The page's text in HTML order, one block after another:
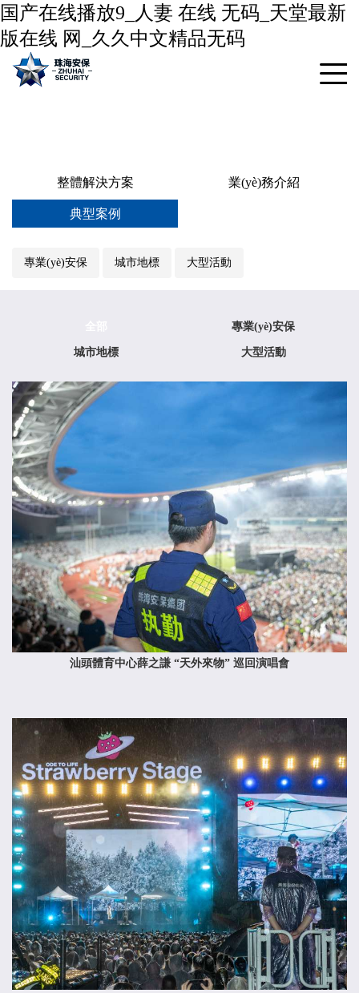
国产在线播放9_人妻 在线 无码_天堂最新
版在线 网_久久中文精品无码
整體解決方案 業(yè)務介紹
典型案例
專業(yè)安保 城市地標 大型活動
專業(yè)安保
城市地標 大型活動
汕頭體育中心薛之謙 “天外來物” 巡回演唱會